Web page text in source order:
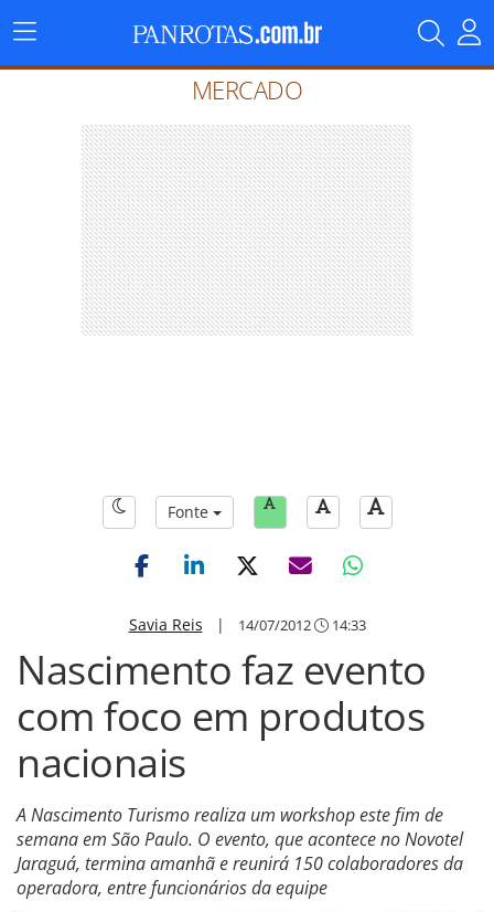
Menu
Principal
MERCADO
Fonte
Savia Reis | 14/07/2012 14:33
Nascimento faz evento
com foco em produtos
nacionais
A Nascimento Turismo realiza um workshop este fim de
semana em São Paulo. O evento, que acontece no Novotel
Jaraguá, termina amanhã e reunirá 150 colaboradores da
operadora, entre funcionários da equipe